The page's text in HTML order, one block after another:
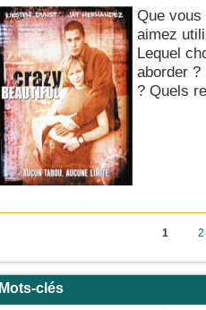
Que
aimez
Lequel
aborder ?
? Quels
1 2
Mots-clés